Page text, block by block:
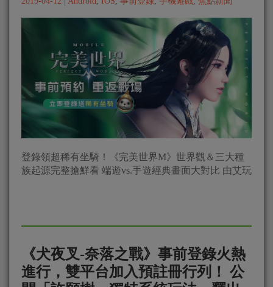
登錄領超稀有坐騎！《完美世界M》世界觀＆三大種
族起源完整搶鮮看 端遊vs.手遊經典畫面大對比 由艾玩
《犬夜叉-奈落之戰》事前登錄火熱
進行，雙平台加入預註冊行列！ 公